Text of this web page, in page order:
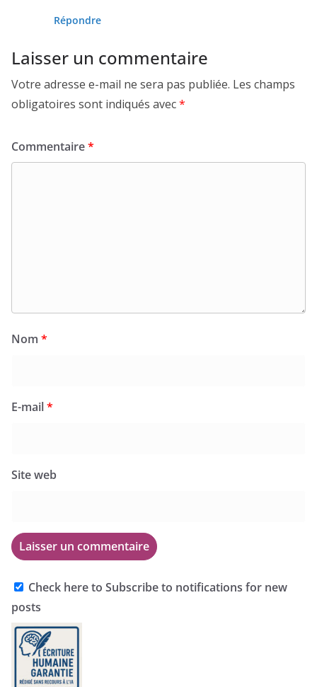
Répondre
Laisser un commentaire
Votre adresse e-mail ne sera pas publiée. Les champs
obligatoires sont indiqués avec*
Commentaire*
Nom *
E-mail*
Site web
Check here to Subscribe to notifications for new
posts